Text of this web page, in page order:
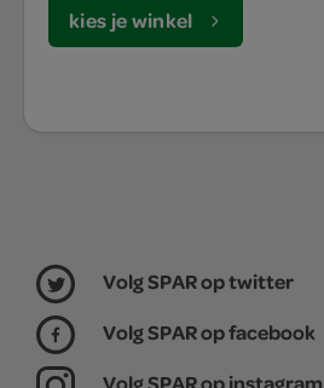
kies je winkel
Volg SPAR op twitter
Volg SPAR op facebook